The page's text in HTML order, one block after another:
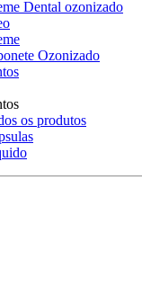
Dental ozonizado
Ozonizado
os produtos